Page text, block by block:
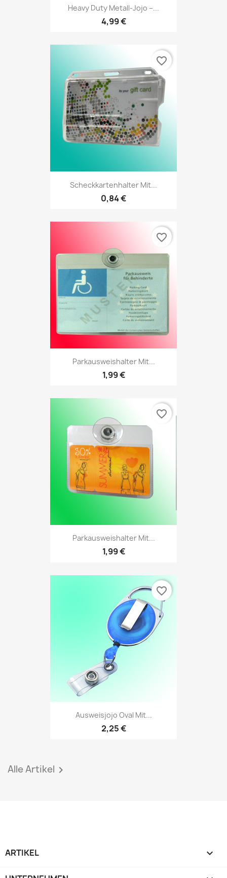
Heavy Duty Metall-Jojo –...
4,99 €
Scheckkartenhalter Mit...
0,84 €
favorite_border
Parkausweishalter Mit...
1,99 €
favorite_border
Parkausweishalter Mit...
1,99 €
favorite_border
Ausweisjojo Oval Mit...
2,25 €
favorite_border
Alle Artikel 
ARTIKEL 